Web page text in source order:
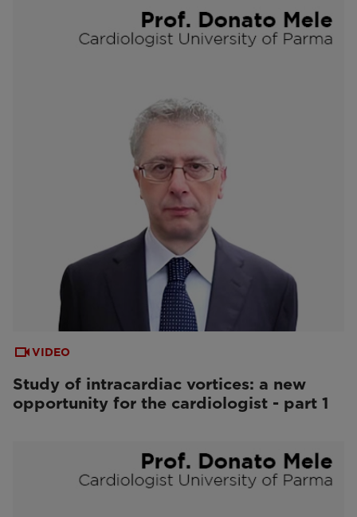
VIDEO
Study of intracardiac vortices: a new
opportunity for the cardiologist - part 1